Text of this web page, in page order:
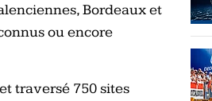
Bordeaux et
ou encore
traversé 750 sites